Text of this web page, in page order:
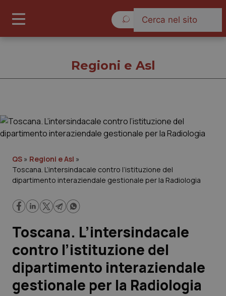
Governo e Parlamento
Regioni e Asl
Lavoro e Professioni
Scienza e Farmaci
Studi e Analisi
Regioni e Asl
QS » Regioni e Asl »
Toscana. L’intersindacale contro l’istituzione del
dipartimento interaziendale gestionale per la Radiologia
Toscana. L’intersindacale
contro l’istituzione del
dipartimento interaziendale
gestionale per la Radiologia